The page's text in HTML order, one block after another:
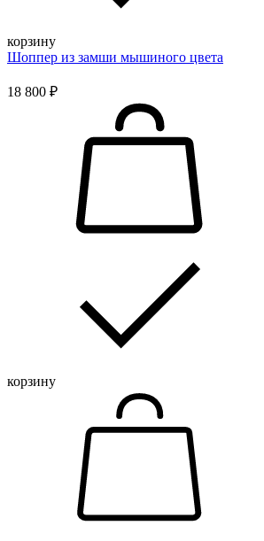
корзину
Шоппер из замши мышиного цвета
18 800 ₽
корзину